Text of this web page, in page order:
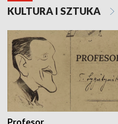
KULTURA I SZTUKA